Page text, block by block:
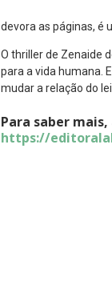
devora as páginas, é
O thriller de Zenaide
para a vida humana.
mudar a relação do
Para saber mais,
https://